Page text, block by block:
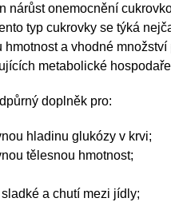
nárůst onemocnění
typ cukrovky se týká
a vhodné
metabolické
doplněk pro:
hladinu glukózy v krvi;
tělesnou hmotnost;
a chutí mezi jídly;